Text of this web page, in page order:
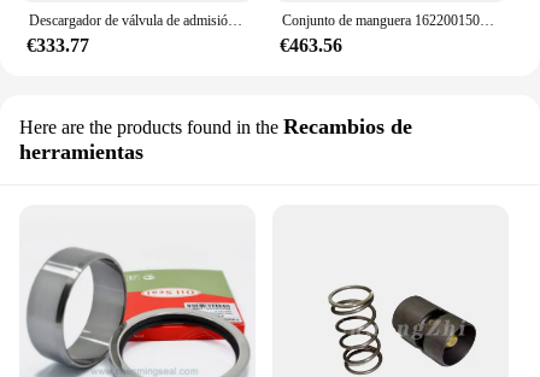
Descargador de válvula de admisión, compresor de aire de tornillo, compatible con Atlas Copco GA22, 1622171300
€333.77
Conjunto de manguera 1622001500 para compresor de aire Atlas Copco GA22 1622-0015-00
€463.56
Here are the products found in the Recambios de
herramientas